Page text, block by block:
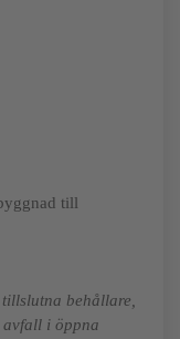
till
behållare,
avfall i öppna